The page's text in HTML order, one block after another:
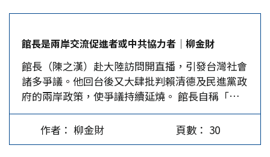
有利於美國掌控兩岸形勢。如民進黨進一步製造台
灣身分混亂，製造台灣國家認同，威脅打公民投票
牌等。其危險性遠高於大罷免。 「民主輸出」與
美對台戰略 罷免機制是西方政治中的一種民主工
具，被民進黨濫用為政治武器。同理，民主輸出也
是美國的民主工具。台灣的政治動盪，民眾的抗
議，事實台獨掌權下，兩岸關係的起伏都與美國對
台的民主輸出相關。「民主輸出」是美對台戰略的
間團體之邀，展開「團結國家十講」系列演說。由
於這個宣布是在中央選舉委員會確定大罷免投票日
期的隔天出現，難免被質疑是對罷免國民黨立法委
員的造勢，也是對在野黨主席不願參加國安簡報的
回馬槍。 賴的第一講「國家」，表示台灣的主權
國家地位不容質疑、不屬於中華人民共和國；第二
講「團結」，主張中華民國派反共、台灣派護台，
反共護台團結力量大；第三講「憲政體制」，認為
館長是兩岸交流促進者或中共協力者│柳金財
館長（陳之漢）赴大陸訪問開直播，引發台灣社會
諸多爭議。他回台後又大肆批判賴清德及民進黨政
府的兩岸政策，使爭議持續延燒。 館長自稱「以
民間交流為目的」，在大陸訪問時多次發表「兩岸
同屬一中」、「我也是中國人」等言論，返台後更
稱其遭側翼打壓與輿論獵巫，引發兩極化的爭辯。
作者： 柳金財 頁數： 30